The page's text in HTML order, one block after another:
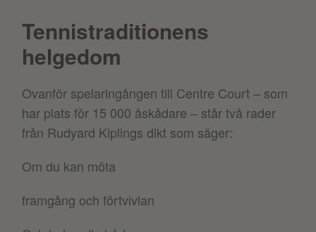
Tennistraditionens
helgedom
Ovanför spelaringången till Centre Court – som
har plats för 15 000 åskådare – står två rader
från Rudyard Kiplings dikt som säger:
Om du kan möta
framgång och förtvivlan